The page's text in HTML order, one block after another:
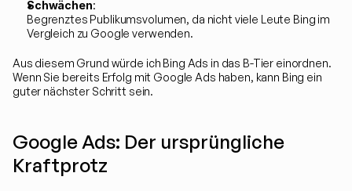
Schwächen:
Begrenztes Publikumsvolumen, da nicht viele Leute Bing im
Vergleich zu Google verwenden.
Aus diesem Grund würde ich Bing Ads in das B-Tier einordnen.
Wenn Sie bereits Erfolg mit Google Ads haben, kann Bing ein
guter nächster Schritt sein.
Google Ads: Der ursprüngliche
Kraftprotz